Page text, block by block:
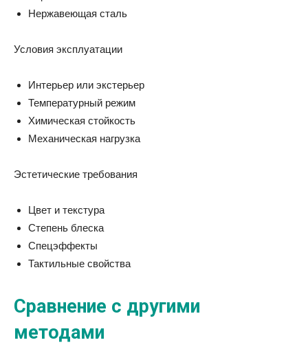
Нержавеющая сталь
Условия эксплуатации
Интерьер или экстерьер
Температурный режим
Химическая стойкость
Механическая нагрузка
Эстетические требования
Цвет и текстура
Степень блеска
Спецэффекты
Тактильные свойства
Сравнение с другими
методами